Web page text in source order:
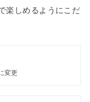
楽しめるようにこだ
変更